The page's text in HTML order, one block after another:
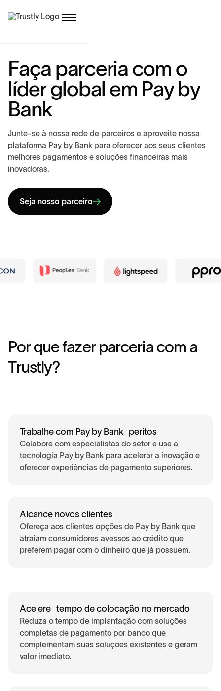
Faça parceria com o
líder global em Pay by
Bank
Junte-se à nossa rede de parceiros e aproveite nossa
plataforma Pay by Bank para oferecer aos seus clientes
melhores pagamentos e soluções financeiras mais
inovadoras.
Seja nosso parceiro
Por quefazer parceria com a
Trustly?
Trabalhe com Pay by Bank peritos
Colabore com especialistas do setor e use a
tecnologia Pay by Bank para acelerar a inovação e
oferecer experiências de pagamento superiores.
Alcance novos clientes
Ofereça aos clientes opções de Pay by Bank que
atraiam consumidores avessos ao crédito que
preferem pagar com o dinheiro que já possuem.
Acelere tempo de colocação no mercado
Reduza o tempo de implantação com soluções
completas de pagamento por banco que
complementam suas soluções existentes e geram
valor imediato.